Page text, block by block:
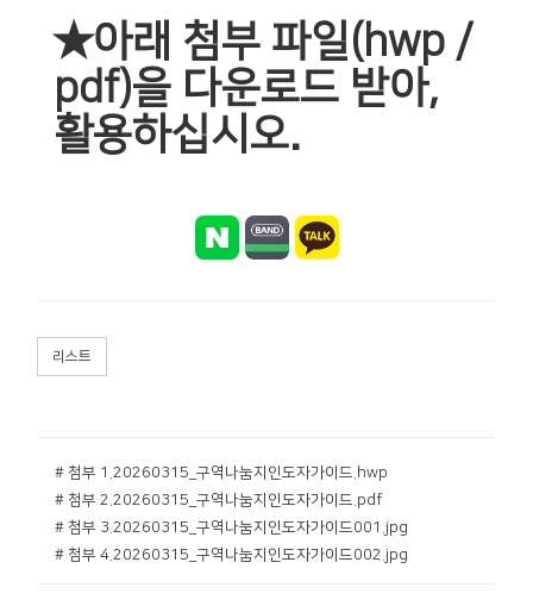
★아래 첨부 파일(hwp /
pdf)을 다운로드 받아,
활용하십시오.
리스트
# 첨부 1.20260315_구역나눔지인도자가이드.hwp
# 첨부 2.20260315_구역나눔지인도자가이드.pdf
# 첨부 3.20260315_구역나눔지인도자가이드001.jpg
# 첨부 4.20260315_구역나눔지인도자가이드002.jpg